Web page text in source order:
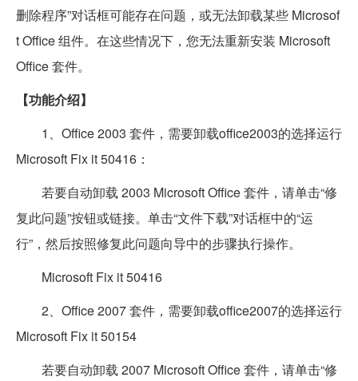
删除程序”对话框可能存在问题，或无法卸载某些 Microsof
t Office 组件。在这些情况下，您无法重新安装 Microsoft
Office 套件。
【功能介绍】
1、Office 2003 套件，需要卸载office2003的选择运行
Microsoft Fix it 50416：
若要自动卸载 2003 Microsoft Office 套件，请单击“修
复此问题”按钮或链接。单击“文件下载”对话框中的“运
行”，然后按照修复此问题向导中的步骤执行操作。
Microsoft Fix it 50416
2、Office 2007 套件，需要卸载office2007的选择运行
Microsoft Fix it 50154
若要自动卸载 2007 Microsoft Office 套件，请单击“修